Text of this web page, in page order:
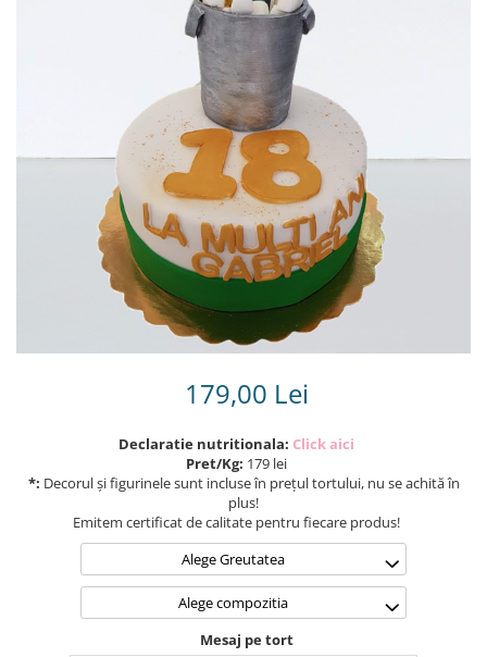
Torturi in frosting- crema pentru
Tortulețe 1.7 kg - 2 kg
179,00 Lei
Declaratie nutritionala: Click aici
Pret/Kg: 179 lei
*: Decorul și figurinele sunt incluse în prețul tortului, nu se achită în
plus!
Emitem certificat de calitate pentru fiecare produs!
Alege Greutatea
Alege compozitia
Mesaj pe tort